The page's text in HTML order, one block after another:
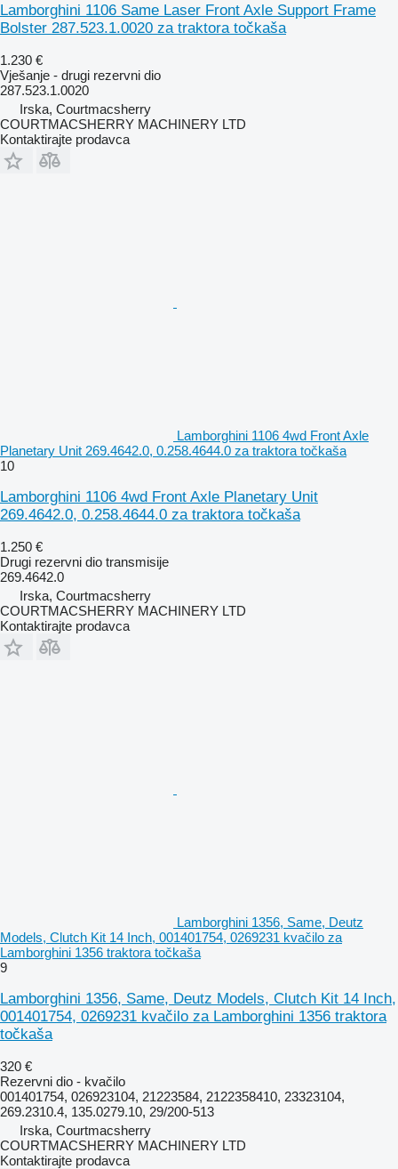
Lamborghini 1106 Same Laser Front Axle Support Frame
Bolster 287.523.1.0020 za traktora točkaša
1.230 €
Vješanje - drugi rezervni dio
287.523.1.0020
Irska, Courtmacsherry
COURTMACSHERRY MACHINERY LTD
Kontaktirajte prodavca
Lamborghini 1106 4wd Front Axle
Planetary Unit 269.4642.0, 0.258.4644.0 za traktora točkaša
10
Lamborghini 1106 4wd Front Axle Planetary Unit
269.4642.0, 0.258.4644.0 za traktora točkaša
1.250 €
Drugi rezervni dio transmisije
269.4642.0
Irska, Courtmacsherry
COURTMACSHERRY MACHINERY LTD
Kontaktirajte prodavca
Lamborghini 1356, Same, Deutz
Models, Clutch Kit 14 Inch, 001401754, 0269231 kvačilo za
Lamborghini 1356 traktora točkaša
9
Lamborghini 1356, Same, Deutz Models, Clutch Kit 14 Inch,
001401754, 0269231 kvačilo za Lamborghini 1356 traktora
točkaša
320 €
Rezervni dio - kvačilo
001401754, 026923104, 21223584, 2122358410, 23323104,
269.2310.4, 135.0279.10, 29/200-513
Irska, Courtmacsherry
COURTMACSHERRY MACHINERY LTD
Kontaktirajte prodavca